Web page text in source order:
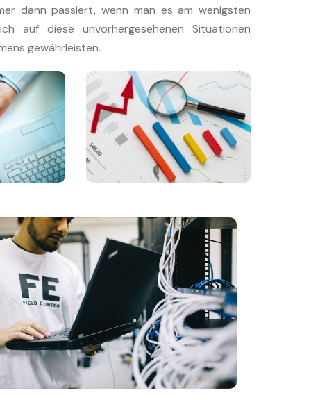
dann passiert, wenn man es am wenigsten
auf diese unvorhergesehenen Situationen
gewährleisten.